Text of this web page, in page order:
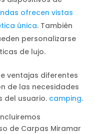
ofrecen vistas
única. También
personalizarse
de lujo.
ventajas diferentes
de las necesidades
del usuario. camping.
de Carpas Miramar